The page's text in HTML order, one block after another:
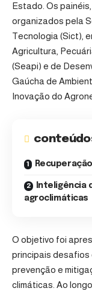
Estado. Os
organizados pela
Tecnologia (Sict),
Agricultura,
(Seapi) e de
Gaúcha de
Inovação do
Inteligência
agroclimáticas
O objetivo foi
principais desafios
prevenção e
climáticas. Ao